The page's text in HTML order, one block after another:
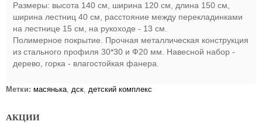
Размеры: высота 140 см, ширина 120 см, длина 150 см,
ширина лестниц 40 см, расстояние между перекладинками
на лестнице 15 см, на рукоходе - 13 см.
Полимерное покрытие. Прочная металлическая конструкция
из стального профиля 30*30 и Ф20 мм. Навесной набор -
дерево, горка - влагостойкая фанера.
Метки: масянька, дск, детский комплекс
АКЦИИ